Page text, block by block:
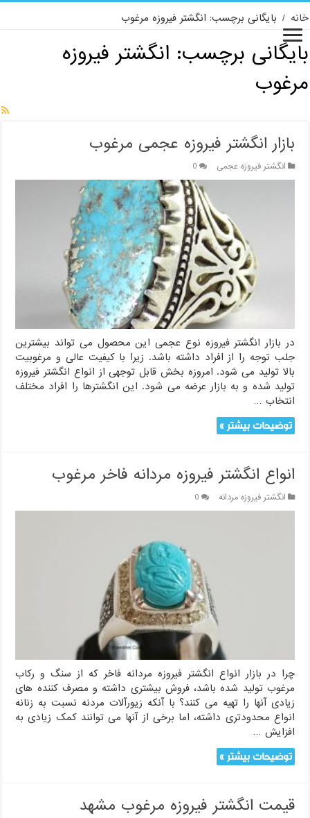
خانه / بایگانی برچسب: انگشتر فیروزه مرغوب
بایگانی برچسب: انگشتر فیروزه
مرغوب
بازار انگشتر فیروزه عجمی مرغوب
انگشتر فیروزه عجمی 0
در بازار انگشتر فیروزه نوع عجمی این محصول می تواند بیشترین
جلب توجه را از افراد داشته باشد. زیرا با کیفیت عالی و مرغوبیت
بالا تولید می شود. امروزه بخش قابل توجهی از انواع انگشتر فیروزه
تولید شده و به بازار عرضه می شود. این انگشترها را افراد مختلف
انتخاب …
توضیحات بیشتر »
انواع انگشتر فیروزه مردانه فاخر مرغوب
انگشتر فیروزه مردانه 0
چرا در بازار انواع انگشتر فیروزه مردانه فاخر که از سنگ و رکاب
مرغوب تولید شده باشد، فروش بیشتری داشته و مصرف کننده های
زیادی آنها را تهیه می کنند؟ با آنکه زیورآلات مردنه نسبت به زنانه
انواع محدودتری داشته، اما برخی از آنها می توانند کمک زیادی به
افزایش …
توضیحات بیشتر »
قیمت انگشتر فیروزه مرغوب مشهد